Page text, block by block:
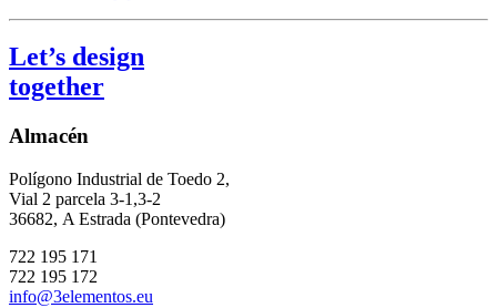
Let’s design
together
Almacén
Polígono Industrial de Toedo 2,
Vial 2 parcela 3-1,3-2
36682, A Estrada (Pontevedra)
722 195 171
722 195 172
info@3elementos.eu